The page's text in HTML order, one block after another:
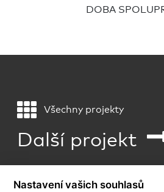
DOBA
Všechny projekty
Další projekt
Nastavení vašich souhlasů